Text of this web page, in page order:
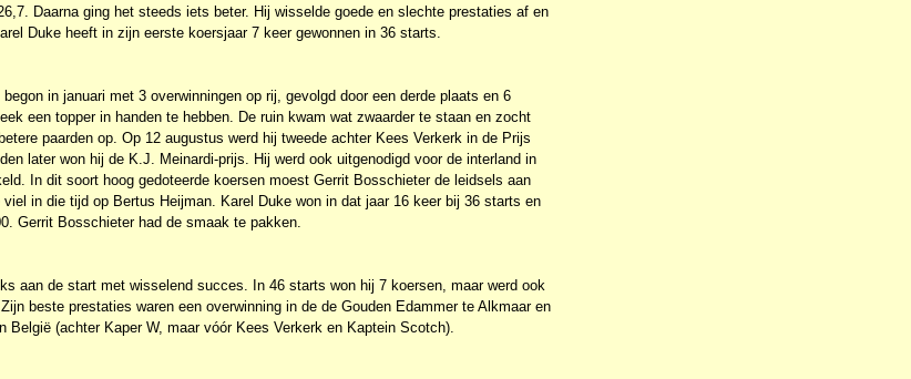
Daarna ging het steeds iets beter. Hij wisselde goede en slechte prestaties af en
Duke heeft in zijn eerste koersjaar 7 keer gewonnen in 36 starts.
in januari met 3 overwinningen op rij, gevolgd door een derde plaats en 6
een topper in handen te hebben. De ruin kwam wat zwaarder te staan en zocht
paarden op. Op 12 augustus werd hij tweede achter Kees Verkerk in de Prijs
later won hij de K.J. Meinardi-prijs. Hij werd ook uitgenodigd voor de interland in
In dit soort hoog gedoteerde koersen moest Gerrit Bosschieter de leidsels aan
in die tijd op Bertus Heijman. Karel Duke won in dat jaar 16 keer bij 36 starts en
Gerrit Bosschieter had de smaak te pakken.
aan de start met wisselend succes. In 46 starts won hij 7 koersen, maar werd ook
beste prestaties waren een overwinning in de de Gouden Edammer te Alkmaar en
België (achter Kaper W, maar vóór Kees Verkerk en Kaptein Scotch).